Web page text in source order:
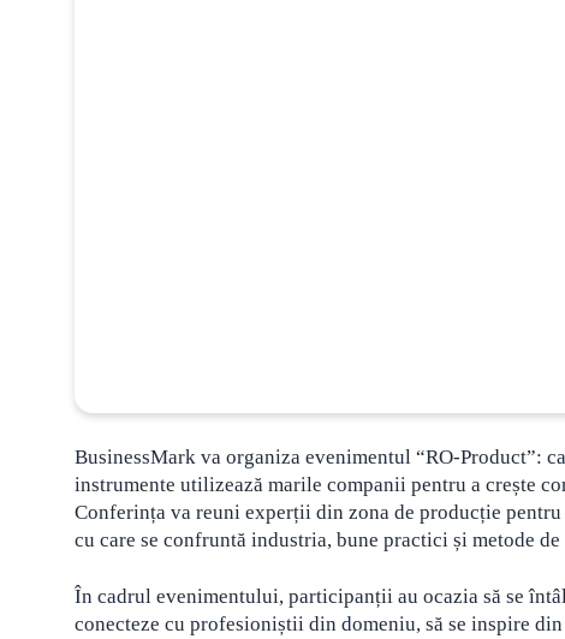
BusinessMark va organiza evenimentul “RO-Product”:
instrumente utilizează marile companii pentru a crește
Conferința va reuni experții din zona de producție
cu care se confruntă industria, bune practici și metode
În cadrul evenimentului, participanții au ocazia să se
conecteze cu profesioniștii din domeniu, să se inspire